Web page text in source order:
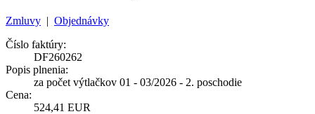
Zmluvy | Objednávky
Číslo faktúry:
DF260262
Popis plnenia:
za počet výtlačkov 01 - 03/2026 - 2. poschodie
Cena:
524,41 EUR